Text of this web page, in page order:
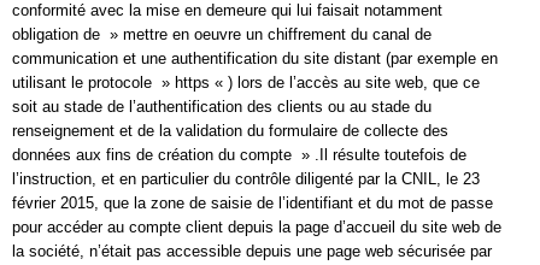
conformité avec la mise en demeure qui lui faisait notamment
obligation de » mettre en oeuvre un chiffrement du canal de
communication et une authentification du site distant (par exemple en
utilisant le protocole » https « ) lors de l’accès au site web, que ce
soit au stade de l’authentification des clients ou au stade du
renseignement et de la validation du formulaire de collecte des
données aux fins de création du compte » .Il résulte toutefois de
l’instruction, et en particulier du contrôle diligenté par la CNIL, le 23
février 2015, que la zone de saisie de l’identifiant et du mot de passe
pour accéder au compte client depuis la page d’accueil du site web de
la société, n’était pas accessible depuis une page web sécurisée par